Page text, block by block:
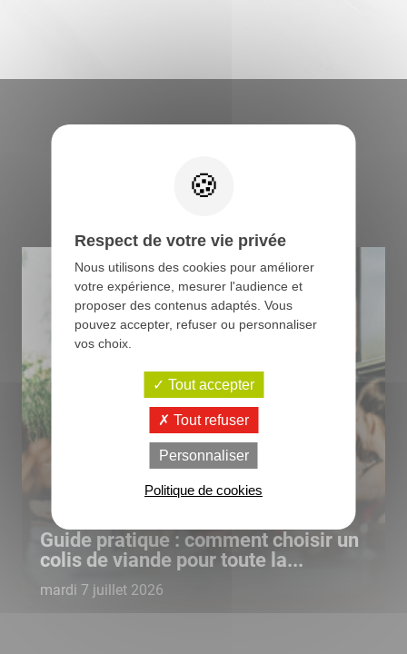
Retrouvez tous les
conseils du boucher
Guide pratique : comment choisir un
colis de viande pour toute la...
mardi 7 juillet 2026
Respect de votre vie privée
Nous utilisons des cookies pour améliorer
votre expérience, mesurer l'audience et
proposer des contenus adaptés. Vous
pouvez accepter, refuser ou personnaliser
vos choix.
Tout accepter
Tout refuser
Personnaliser
Politique de cookies